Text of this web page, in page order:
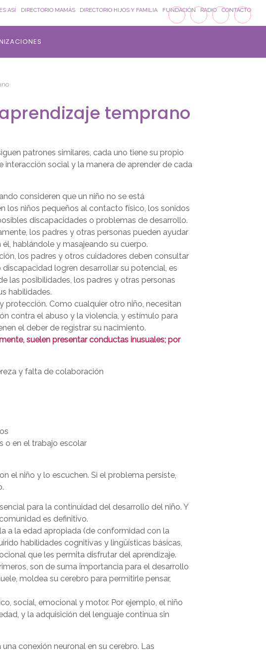
ASÍ DIRECTORIO MAMÁS DIRECTORIO HIJOS Y FAMILIA FUNDACIÓN RADIO CONTACTO
temprano
patrones similares, cada uno tiene su propio
social y la manera de aprender de cada
consideren que un niño no se está
los niños pequeños al contacto físico, los sonidos
discapacidades o problemas de desarrollo.
los padres y otras personas pueden ayudar
hablándole y masajeando su cuerpo.
los padres y otros cuidadores deben consultar
logren desarrollar su potencial, es
las posibilidades, los padres y otras personas
habilidades.
protección. Como cualquier otro niño, necesitan
contra el abuso y la violencia, y estímulo para
el deber de registrar su nacimiento.
suelen presentar conductas inusuales; por
y falta de colaboración
o en el trabajo escolar
el niño y lo escuchen. Si el problema persiste,
para la continuidad del desarrollo del niño. Y
es definitivo.
a la edad apropiada (de conformidad con la
habilidades cognitivas y lingüísticas básicas,
que les permita disfrutar del aprendizaje.
son de suma importancia para el desarrollo
moldea su cerebro para permitirle pensar,
social, emocional y motor. Por ejemplo, el niño
y la adquisición del lenguaje continua sin
conexión neuronal en su cerebro. Las